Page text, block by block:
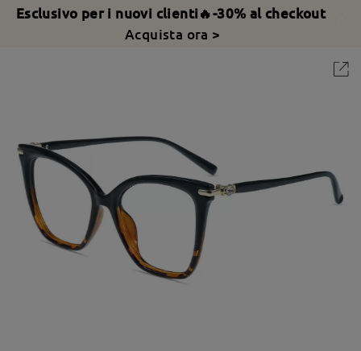
Esclusivo per i nuovi clienti🔥-30% al checkout
Acquista ora >